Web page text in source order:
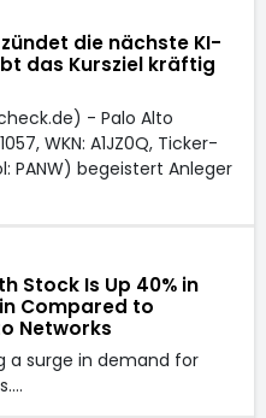
die nächste KI-
das Kursziel kräftig
- Palo Alto
WKN: A1JZ0Q, Ticker-
PANW) begeistert Anleger
Stock Is Up 40% in
Compared to
Networks
a surge in demand for